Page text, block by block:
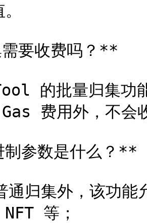
要收费吗？**
的批量归集功
费用外，不会
参数是什么？**
归集外，该功能
等；